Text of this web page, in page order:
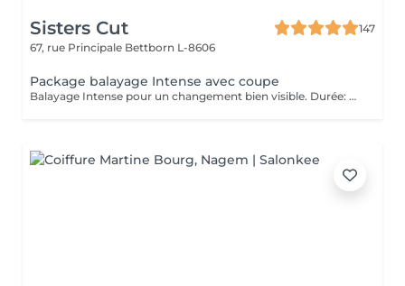
Sisters Cut
147
67, rue Principale Bettborn L-8606
Package balayage Intense avec coupe
Balayage Intense pour un changement bien visible. Durée: 4 h - consultation précise - duo protection avant le balayage - balayage Intense - glossing - masque serviette chaude avec massage - coupe avec brushing y compris styling (boucles) - conseils pour l'entretien